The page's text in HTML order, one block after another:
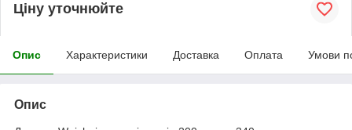
Ціну уточнюйте
Опис Характеристики Доставка Оплата Умови
Опис